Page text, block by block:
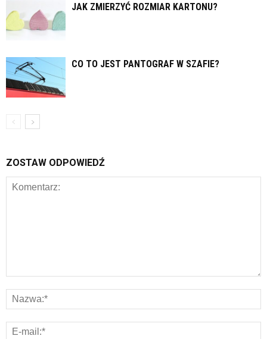
JAK ZMIERZYĆ ROZMIAR KARTONU?
CO TO JEST PANTOGRAF W SZAFIE?
ZOSTAW ODPOWIEDŹ